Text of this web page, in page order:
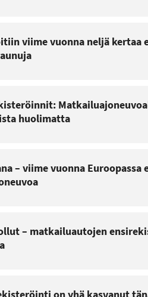
viime vuonna neljä kertaa
huolimatta
– viime vuonna
– matkailuautojen